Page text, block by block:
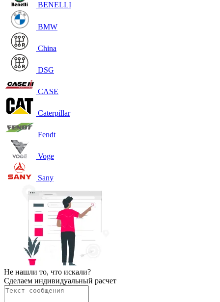
BENELLI
BMW
China
DSG
CASE
Caterpillar
Fendt
Voge
Sany
Не нашли то, что искали?
Сделаем индивидуальный расчет